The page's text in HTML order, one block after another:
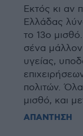
Εκτός κι αν
Ελλάδας
το 13ο
σένα
υγείας,
πολιτών.
μισθό, και
ΑΠΑΝΤΗΣΗ